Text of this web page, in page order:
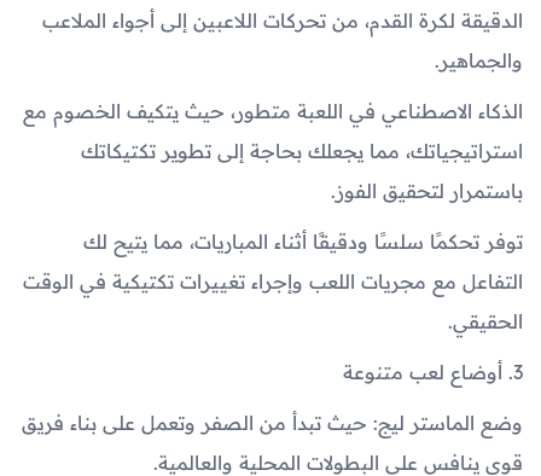
الدقيقة لكرة القدم، من تحركات اللاعبين إلى أجواء الملاعب
والجماهير.
الذكاء الاصطناعي في اللعبة متطور، حيث يتكيف الخصوم مع
استراتيجياتك، مما يجعلك بحاجة إلى تطوير تكتيكاتك
باستمرار لتحقيق الفوز.
توفر تحكمًا سلسًا ودقيقًا أثناء المباريات، مما يتيح لك
التفاعل مع مجريات اللعب وإجراء تغييرات تكتيكية في الوقت
الحقيقي.
3. أوضاع لعب متنوعة
وضع الماستر ليج: حيث تبدأ من الصفر وتعمل على بناء فريق
قوي ينافس على البطولات المحلية والعالمية.